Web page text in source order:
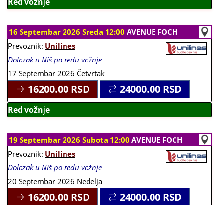
16 Septembar 2026 Sreda 12:00 AVENUE FOCH
Prevoznik: Unilines
Dolazak u Niš po redu vožnje
17 Septembar 2026 Četvrtak
16200.00 RSD 24000.00 RSD
Red vožnje
19 Septembar 2026 Subota 12:00 AVENUE FOCH
Prevoznik: Unilines
Dolazak u Niš po redu vožnje
20 Septembar 2026 Nedelja
16200.00 RSD 24000.00 RSD